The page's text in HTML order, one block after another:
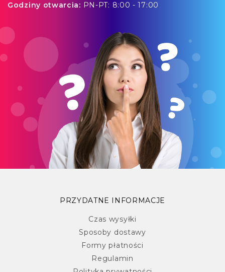
Godziny otwarcia: PN-PT: 8:00 - 17:00
PRZYDATNE INFORMACJE
Czas wysyłki
Sposoby dostawy
Formy płatności
Regulamin